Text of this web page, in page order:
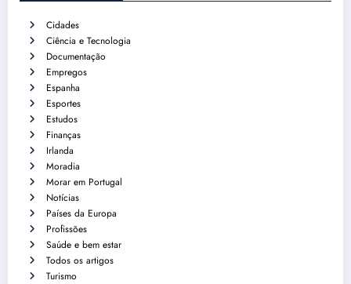
Cidades
Ciência e Tecnologia
Documentação
Empregos
Espanha
Esportes
Estudos
Finanças
Irlanda
Moradia
Morar em Portugal
Notícias
Países da Europa
Profissões
Saúde e bem estar
Todos os artigos
Turismo